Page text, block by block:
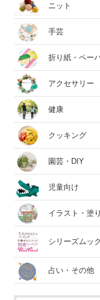
ニット
手芸
折り紙・ペー
アクセサリー
健康
クッキング
園芸・DIY
児童向け
イラスト・塗
シリーズムック
占い・その他